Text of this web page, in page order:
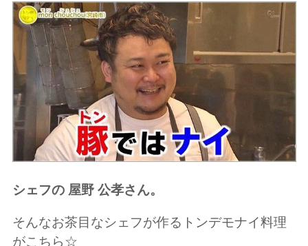
シェフの 屋野 公孝さん。
そんなお茶目なシェフが作るトンデモナイ料理
がこちら☆